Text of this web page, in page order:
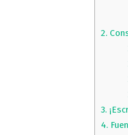
2.
3.
4.